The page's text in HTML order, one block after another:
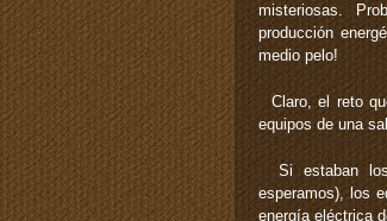
misteriosas.
producción
medio pelo!
Claro, el reto
equipos de una
Si estaban los
esperamos), los
energía eléctrica